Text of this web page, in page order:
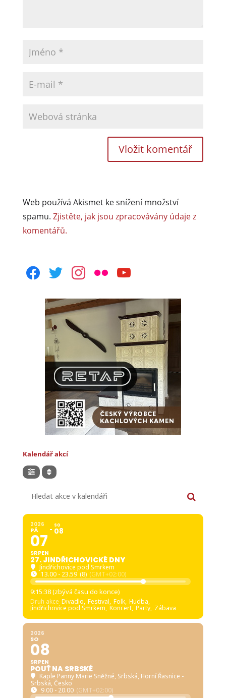
Web používá Akismet ke snížení množství
spamu. Zjistěte, jak jsou zpracovávány údaje z
komentářů.
facebooktwitterinstagram
flickr youtube
Kalendář akcí
2026
PÁ
07
SRPEN
SO
08
27. JINDŘICHOVICKÉ DNY
Jindřichovice pod Smrkem
13.00 - 23.59 (8) (GMT+02:00)
9:15:36 (zbývá času do konce)
Druh akce Divadlo, Festival, Folk, Hudba,
Jindřichovice pod Smrkem, Koncert, Party, Zábava
2026
SO
08
SRPEN
POUŤ NA SRBSKÉ
Kaple Panny Marie Sněžné, Srbská, Horní Řasnice -
Srbská, Česko
9.00 - 20.00 (GMT+02:00)